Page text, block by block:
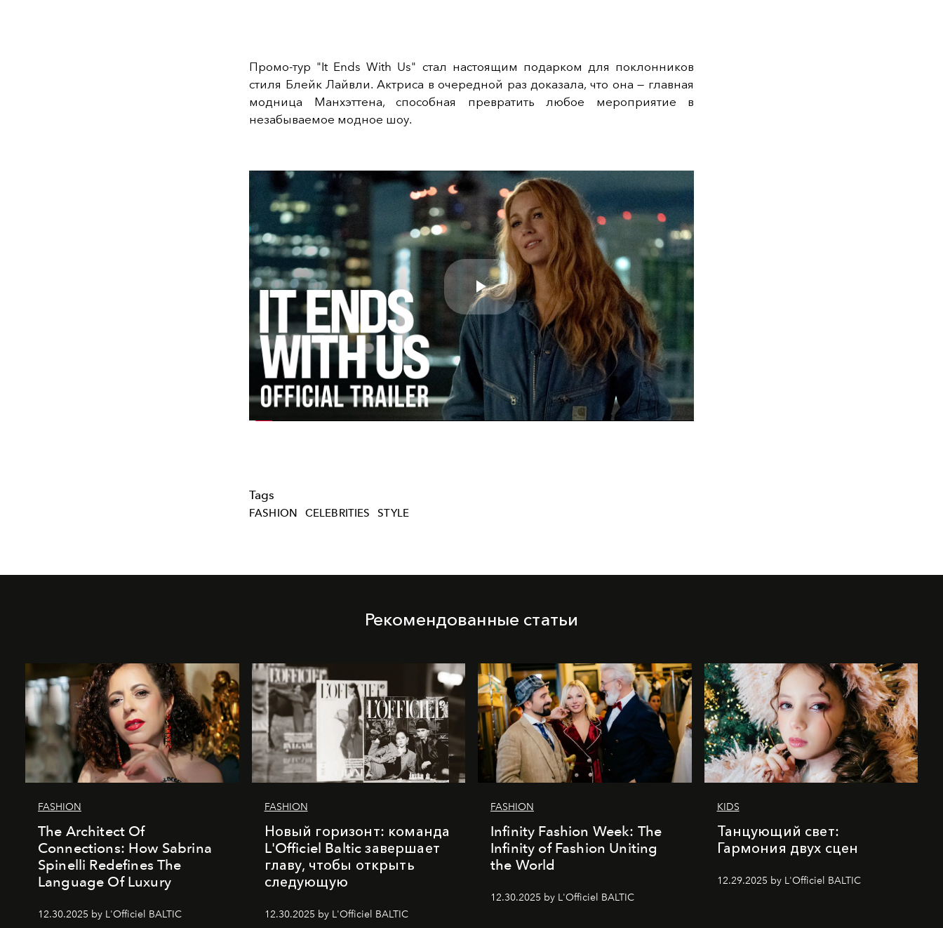
Промо-тур "It Ends With Us" стал настоящим подарком для поклонников
стиля Блейк Лайвли. Актриса в очередной раз доказала, что она — главная
модница Манхэттена, способная превратить любое мероприятие в
незабываемое модное шоу.
Play
Video
Tags
FASHION CELEBRITIES STYLE
Рекомендованные статьи
FASHION
The Architect Of
Connections: How Sabrina
Spinelli Redefines The
Language Of Luxury
12.30.2025 by L'Officiel BALTIC
FASHION
Новый горизонт: команда
L'Officiel Baltic завершает
главу, чтобы открыть
следующую
12.30.2025 by L'Officiel BALTIC
FASHION
Infinity Fashion Week: The
Infinity of Fashion Uniting
the World
12.30.2025 by L'Officiel BALTIC
KIDS
Танцующий свет:
Гармония двух сцен
12.29.2025 by L'Officiel BALTIC